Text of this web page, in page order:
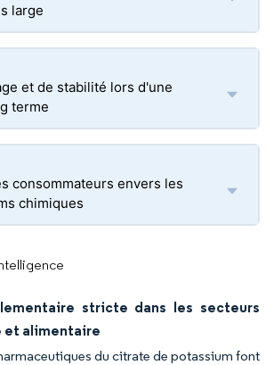
large
et de stabilité lors d'une
terme
consommateurs envers les
chimiques
stricte dans les secteurs
et alimentaire
du citrate de potassium font